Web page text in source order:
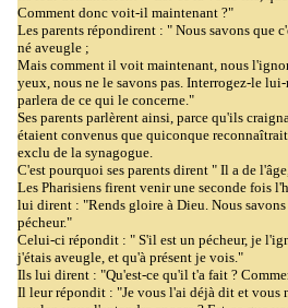
Comment donc voit-il maintenant ?"
Les parents répondirent : " Nous savons que
né aveugle ;
Mais comment il voit maintenant, nous
yeux, nous ne le savons pas. Interrogez-le
parlera de ce qui le concerne."
Ses parents parlèrent ainsi, parce qu'ils
étaient convenus que quiconque
exclu de la synagogue.
C'est pourquoi ses parents dirent " Il a de
Les Pharisiens firent venir une seconde fois
lui dirent : "Rends gloire à Dieu. Nous
pécheur."
Celui-ci répondit : " S'il est un pécheur, je
j'étais aveugle, et qu'à présent je vois."
Ils lui dirent : "Qu'est-ce qu'il t'a fait ?
Il leur répondit : "Je vous l'ai déjà dit et vous